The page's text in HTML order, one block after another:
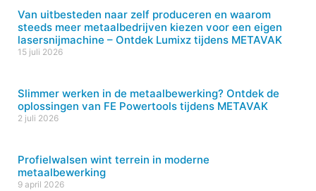
Van uitbesteden naar zelf produceren en waarom
steeds meer metaalbedrijven kiezen voor een eigen
lasersnijmachine – Ontdek Lumixz tijdens METAVAK
15 juli 2026
Slimmer werken in de metaalbewerking? Ontdek de
oplossingen van FE Powertools tijdens METAVAK
2 juli 2026
Profielwalsen wint terrein in moderne
metaalbewerking
9 april 2026